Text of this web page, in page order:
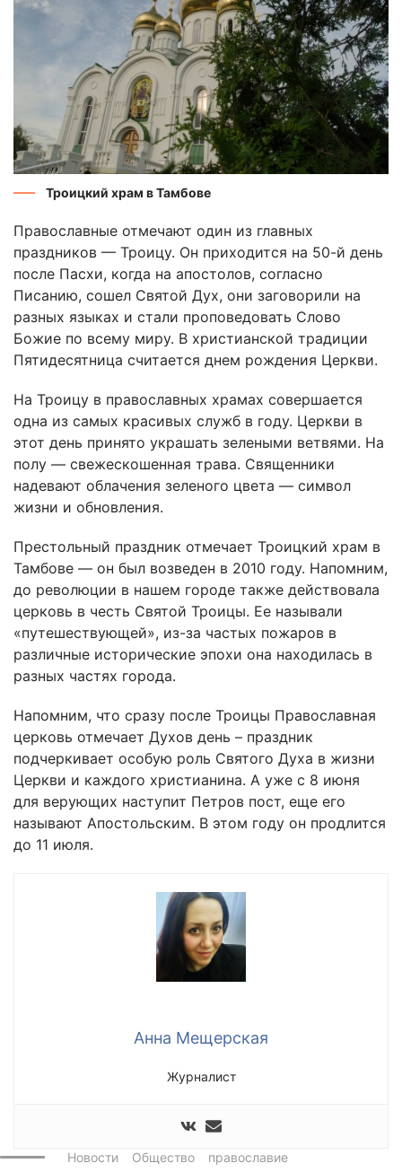
Троицкий храм в Тамбове
Православные отмечают один из главных
праздников — Троицу. Он приходится на 50-й день
после Пасхи, когда на апостолов, согласно
Писанию, сошел Святой Дух, они заговорили на
разных языках и стали проповедовать Слово
Божие по всему миру. В христианской традиции
Пятидесятница считается днем рождения Церкви.
На Троицу в православных храмах совершается
одна из самых красивых служб в году. Церкви в
этот день принято украшать зелеными ветвями. На
полу — свежескошенная трава. Священники
надевают облачения зеленого цвета — символ
жизни и обновления.
Престольный праздник отмечает Троицкий храм в
Тамбове — он был возведен в 2010 году. Напомним,
до революции в нашем городе также действовала
церковь в честь Святой Троицы. Ее называли
«путешествующей», из-за частых пожаров в
различные исторические эпохи она находилась в
разных частях города.
Напомним, что сразу после Троицы Православная
церковь отмечает Духов день – праздник
подчеркивает особую роль Святого Духа в жизни
Церкви и каждого христианина. А уже с 8 июня
для верующих наступит Петров пост, еще его
называют Апостольским. В этом году он продлится
до 11 июля.
Анна Мещерская
Журналист
Новости Общество православие